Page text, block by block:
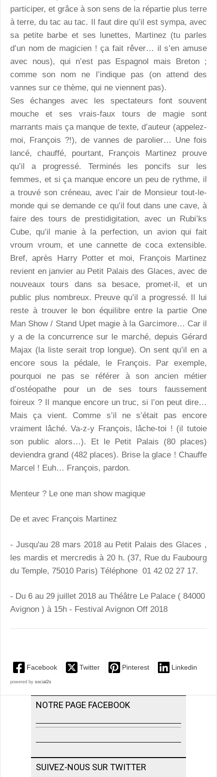
participer, et grâce à son sens de la répartie plus terre
à terre, du tac au tac. Il faut dire qu’il est sympa, avec
sa petite barbe et ses lunettes, Martinez (tu parles
d’un nom de magicien ! ça fait rêver… il s’en amuse
avec nous), qui n’est pas Espagnol mais Breton ;
comme son nom ne l’indique pas (on attend des
vannes sur ce thème, qui ne viennent pas).
Ses échanges avec les spectateurs font souvent
mouche et ses vrais-faux tours de magie sont
marrants mais ça manque de texte, d’auteur (appelez-
moi, François ?!), de vannes de parolier… Une fois
lancé, chauffé, pourtant, François Martinez prouve
qu’il a progressé. Terminés les poncifs sur les
femmes, et si ça manque encore un peu de rythme, il
a trouvé son créneau, avec l’air de Monsieur tout-le-
monde qui se demande ce qu’il fout dans une cave, à
faire des tours de prestidigitation, avec un Rubi’ks
Cube, qu’il manie à la perfection, un avion qui fait
vroum vroum, et une cannette de coca extensible.
Bref, après Harry Potter et moi, François Martinez
revient en janvier au Petit Palais des Glaces, avec de
nouveaux tours dans sa besace, promet-il, et un
public plus nombreux. Preuve qu’il a progressé. Il lui
reste à trouver le bon équilibre entre la partie One
Man Show / Stand Upet magie à la Garcimore… Car il
y a de la concurrence sur le marché, depuis Gérard
Majax (la liste serait trop longue). On sent qu’il en a
encore sous la pédale, le François. Par exemple,
pourquoi ne pas se référer à son ancien métier
d’ostéopathe pour un de ses tours faussement
foireux ? Il manque encore un truc, si l’on peut dire…
Mais ça vient. Comme s’il ne s’était pas encore
vraiment lâché. Va-z-y François, lâche-toi ! (il tutoie
son public alors…). Et le Petit Palais (80 places)
deviendra grand (482 places). Brise la glace ! Chauffe
Marcel ! Euh… François, pardon.
Menteur ? Le one man show magique
De et avec François Martinez
- Jusqu'au 28 mars 2018 au Petit Palais des Glaces ,
les mardis et mercredis à 20 h. (37, Rue du Faubourg
du Temple, 75010 Paris) Téléphone 01 42 02 27 17.
- Du 6 au 29 juillet 2018 au Théâtre Le Palace ( 84000
Avignon ) à 15h - Festival Avignon Off 2018
Facebook Twitter Pinterest Linkedin
powered by social2s
NOTRE PAGE FACEBOOK
SUIVEZ-NOUS SUR TWITTER